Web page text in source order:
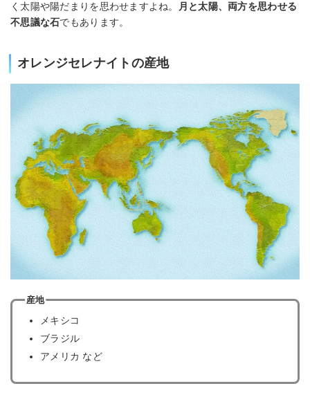
く太陽や陽だまりを思わせますよね。
月と太陽、両方を思わせる
不思議な石でもあります。
オレンジセレナイトの産地
産地
メキシコ
ブラジル
アメリカ など